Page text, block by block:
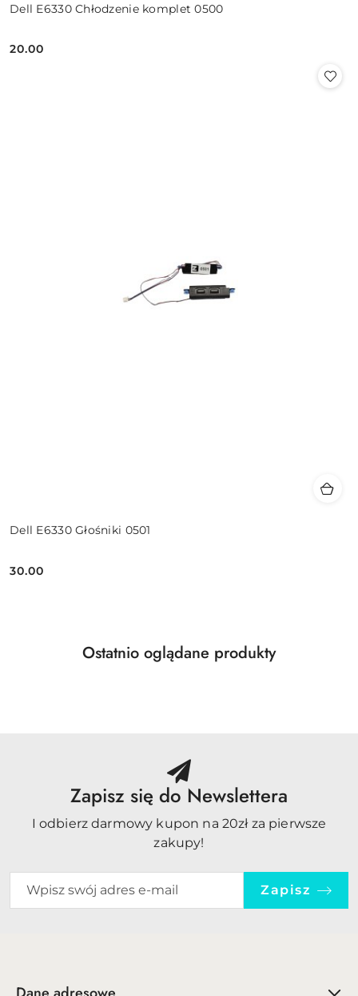
Dell E6330 Chłodzenie komplet 0500
Cena:
20.00
Dell E6330 Głośniki 0501
Cena:
30.00
Pomiń karuzelę produktów
Produkty
Ostatnio oglądane produkty
Zapisz się do Newslettera
I odbierz darmowy kupon na 20zł za pierwsze
zakupy!
Zapisz